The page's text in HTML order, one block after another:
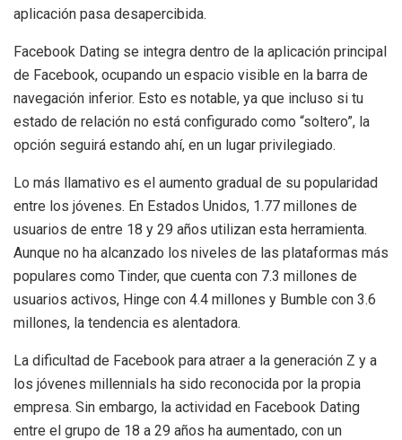
aplicación pasa desapercibida.
Facebook Dating se integra dentro de la aplicación principal
de Facebook, ocupando un espacio visible en la barra de
navegación inferior. Esto es notable, ya que incluso si tu
estado de relación no está configurado como “soltero”, la
opción seguirá estando ahí, en un lugar privilegiado.
Lo más llamativo es el aumento gradual de su popularidad
entre los jóvenes. En Estados Unidos, 1.77 millones de
usuarios de entre 18 y 29 años utilizan esta herramienta.
Aunque no ha alcanzado los niveles de las plataformas más
populares como Tinder, que cuenta con 7.3 millones de
usuarios activos, Hinge con 4.4 millones y Bumble con 3.6
millones, la tendencia es alentadora.
La dificultad de Facebook para atraer a la generación Z y a
los jóvenes millennials ha sido reconocida por la propia
empresa. Sin embargo, la actividad en Facebook Dating
entre el grupo de 18 a 29 años ha aumentado, con un